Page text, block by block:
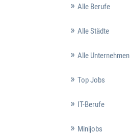
Alle Berufe
Alle Städte
Alle Unternehmen
Top Jobs
IT-Berufe
Minijobs